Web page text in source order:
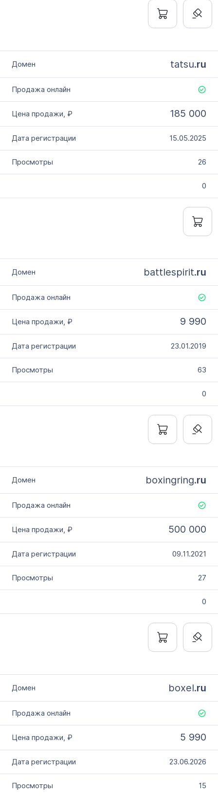
tatsu.ru
185 000
15.05.2025
26
0
battlespirit.ru
9 990
23.01.2019
63
0
boxingring.ru
500 000
09.11.2021
27
0
boxel.ru
5 990
23.06.2026
15